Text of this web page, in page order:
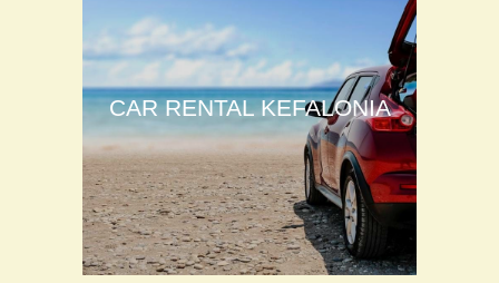
CAR RENTAL KEFALONIA